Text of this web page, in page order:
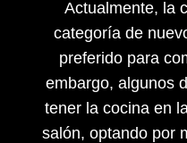
Actualmente, la
categoría de
preferido para
embargo, algunos
tener la cocina en
salón, optando por